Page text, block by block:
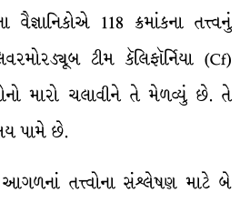
વૈજ્ઞાનિકોએ 118 ક્રમાંકના તત્ત્વનું
ટીમ કૅલિફૉર્નિયા (Cf)
મારો ચલાવીને તે મેળવ્યું છે. તે
પામે છે.
આગળનાં તત્ત્વોના સંશ્લેષણ માટે બે